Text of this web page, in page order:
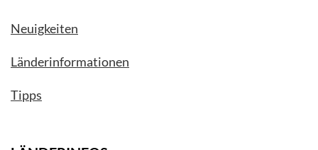
Neuigkeiten
Länderinformationen
Tipps